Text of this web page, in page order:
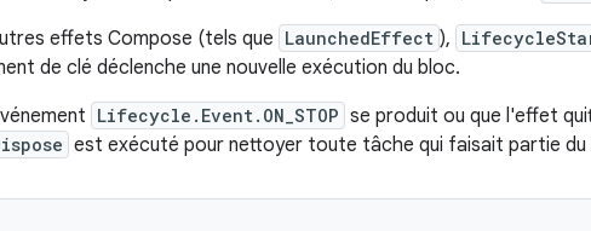
effets Compose (tels que LaunchedEffect ),
de clé déclenche une nouvelle exécution du bloc.
Lifecycle.Event.ON_STOP se produit ou que l'effet
est exécuté pour nettoyer toute tâche qui faisait partie du